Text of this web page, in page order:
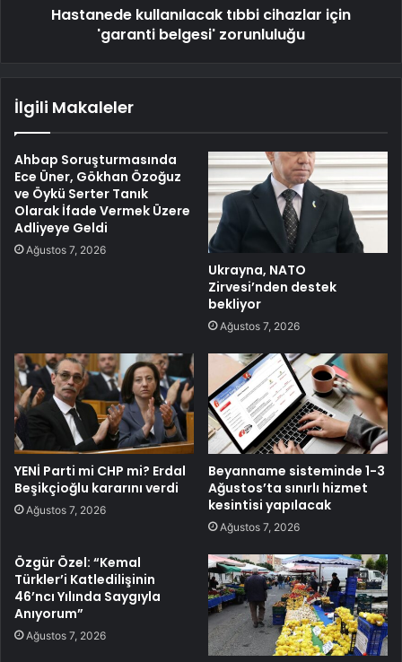
Hastanede kullanılacak tıbbi cihazlar için
'garanti belgesi' zorunluluğu
İlgili Makaleler
Ahbap Soruşturmasında
Ece Üner, Gökhan Özoğuz
ve Öykü Serter Tanık
Olarak İfade Vermek Üzere
Adliyeye Geldi
Ağustos 7, 2026
Ukrayna, NATO
Zirvesi’nden destek
bekliyor
Ağustos 7, 2026
YENİ Parti mi CHP mi? Erdal
Beşikçioğlu kararını verdi
Ağustos 7, 2026
Beyanname sisteminde 1-3
Ağustos’ta sınırlı hizmet
kesintisi yapılacak
Ağustos 7, 2026
Özgür Özel: “Kemal
Türkler’i Katledilişinin
46’ncı Yılında Saygıyla
Anıyorum”
Ağustos 7, 2026